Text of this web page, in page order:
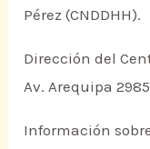
Pérez (CNDDHH).
Dirección del
Av. Arequipa
Información